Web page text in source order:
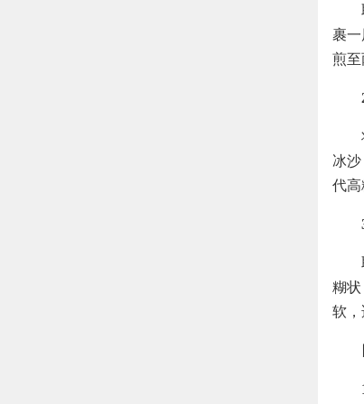
裹
煎至
冰
代高
糊
软，